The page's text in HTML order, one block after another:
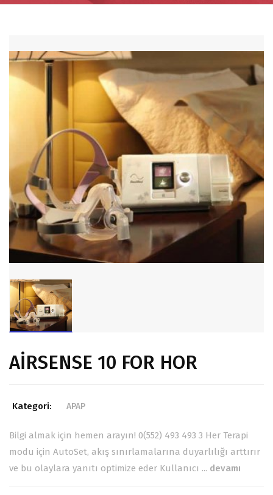
AİRSENSE 10 FOR HOR
Kategori: APAP
Bilgi almak için hemen arayın! 0(552) 493 493 3 Her Terapi
modu için AutoSet, akış sınırlamalarına duyarlılığı arttırır
ve bu olaylara yanıtı optimize eder Kullanıcı ... devamı